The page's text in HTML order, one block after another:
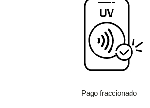
Pago fraccionado